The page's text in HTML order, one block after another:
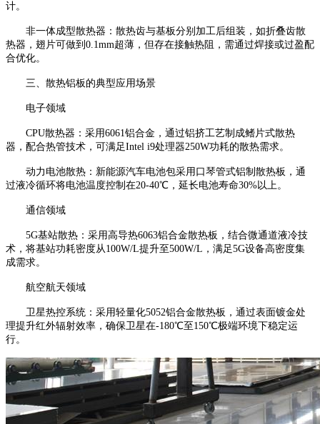
计。
非一体成型散热器：散热齿与基板分别加工后组装，如折叠齿散
热器，翅片可做到0.1mm超薄，但存在接触热阻，需通过焊接或过盈配
合优化。
三、散热铝板的典型应用场景
电子领域
CPU散热器：采用6061铝合金，通过铝挤工艺制成鳍片式散热
器，配合热管技术，可满足Intel i9处理器250W功耗的散热需求。
动力电池散热：新能源汽车电池包采用口琴管式铝制散热板，通
过液冷循环将电池温度控制在20-40℃，延长电池寿命30%以上。
通信领域
5G基站散热：采用高导热6063铝合金散热板，结合微通道液冷技
术，将基站功耗密度从100W/L提升至500W/L，满足5G设备高密度集
成需求。
航空航天领域
卫星热控系统：采用轻量化5052铝合金散热板，通过表面镀金处
理提升红外辐射效率，确保卫星在-180℃至150℃极端环境下稳定运
行。